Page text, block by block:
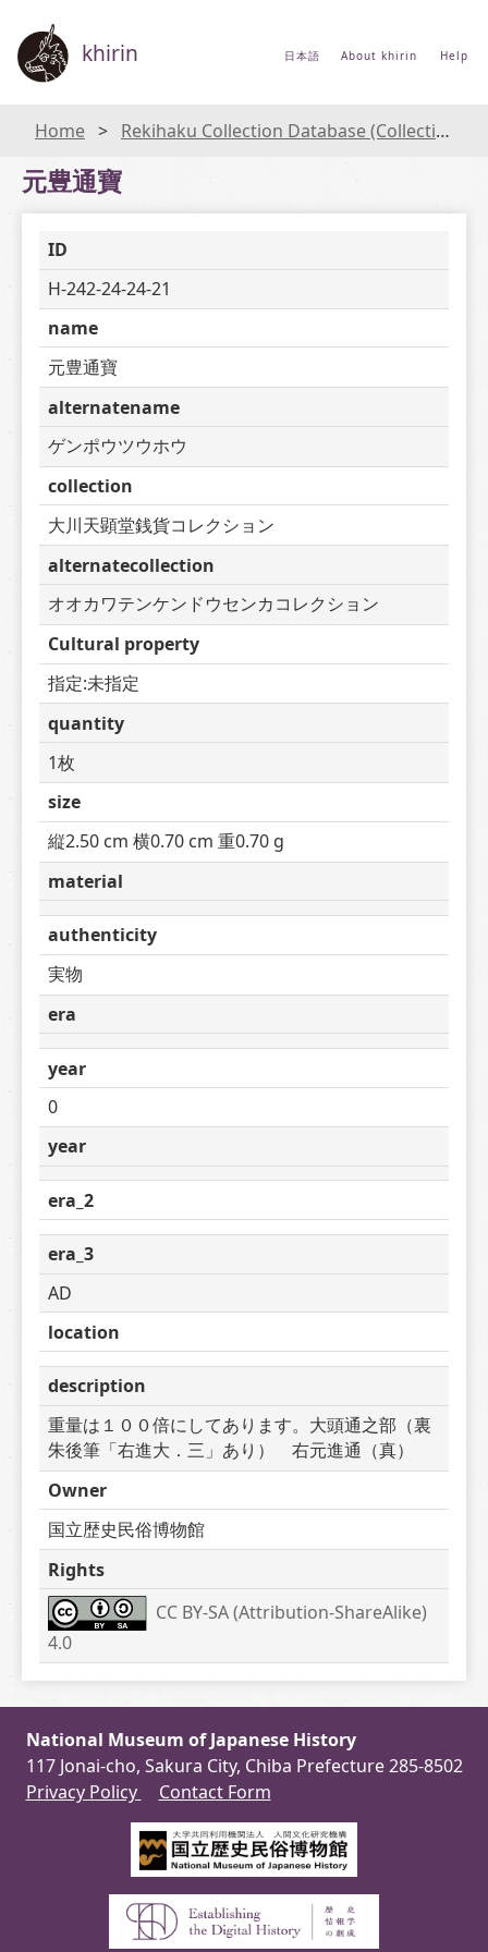
khirin 日本語 About khirin Help
Home Rekihaku Collection Database (Collections Database of the National Museum of Japanese History)
元豊通寶
ID
H-242-24-24-21
name
元豊通寶
alternatename
ゲンポウツウホウ
collection
大川天顕堂銭貨コレクション
alternatecollection
オオカワテンケンドウセンカコレクション
Cultural property
指定:未指定
quantity
1枚
size
縦2.50 cm 横0.70 cm 重0.70 g
material
authenticity
実物
era
year
0
year
era_2
era_3
AD
location
description
重量は１００倍にしてあります。大頭通之部（裏
朱後筆「右進大．三」あり）　右元進通（真）
Owner
国立歴史民俗博物館
Rights
CC BY-SA (Attribution-ShareAlike)
4.0
National Museum of Japanese History
117 Jonai-cho, Sakura City, Chiba Prefecture 285-8502
Privacy Policy
Contact Form